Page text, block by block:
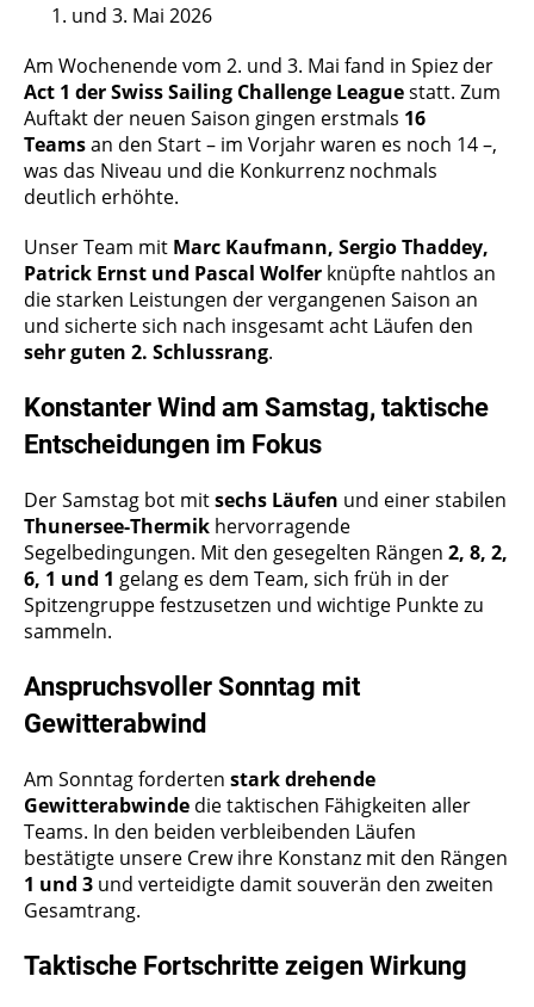
und 3. Mai 2026
Am Wochenende vom 2. und 3. Mai fand in Spiez der
Act 1 der Swiss Sailing Challenge Leaguestatt. Zum
Auftakt der neuen Saison gingen erstmals 16
Teamsan den Start – im Vorjahr waren es noch 14 –,
was das Niveau und die Konkurrenz nochmals
deutlich erhöhte.
Unser Team mit Marc Kaufmann, Sergio Thaddey,
Patrick Ernst und Pascal Wolfer knüpfte nahtlos an
die starken Leistungen der vergangenen Saison an
und sicherte sich nach insgesamt acht Läufen den
sehr guten 2. Schlussrang.
Konstanter Wind am Samstag, taktische
Entscheidungen im Fokus
Der Samstag bot mitsechs Läufen und einer stabilen
Thunersee-Thermik hervorragende
Segelbedingungen. Mit den gesegelten Rängen 2, 8, 2,
6, 1 und 1 gelang es dem Team, sich früh in der
Spitzengruppe festzusetzen und wichtige Punkte zu
sammeln.
Anspruchsvoller Sonntag mit
Gewitterabwind
Am Sonntag forderten stark drehende
Gewitterabwinde die taktischen Fähigkeiten aller
Teams. In den beiden verbleibenden Läufen
bestätigte unsere Crew ihre Konstanz mit den Rängen
1 und 3 und verteidigte damit souverän den zweiten
Gesamtrang.
Taktische Fortschritte zeigen Wirkung